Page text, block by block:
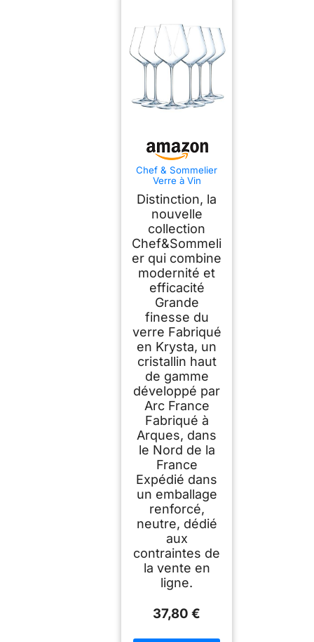
Chef & Sommelier
Verre à Vin
de 6
Distinction, la
nouvelle
collection
Chef&Sommeli
er qui combine
modernité et
efficacité
Grande
finesse du
verre Fabriqué
en Krysta, un
cristallin haut
de gamme
développé par
Arc France
Fabriqué à
Arques, dans
le Nord de la
France
Expédié dans
un emballage
renforcé,
neutre, dédié
aux
contraintes de
la vente en
ligne.
37,80 €